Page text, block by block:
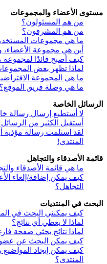
مستوى الأعضاء والمجموعات
من هم المسئولون؟
من هم المشرفون؟
ما هي مجموعات
أين هي مجموعة
كيف أصبح قائدًا
لماذا تظهر بعض
ما هي المجموعة
ما هي وصلة فريق الموقع؟
الرسائل الخاصة
لا أستطيع إرسال رسالة
أستقبل الكثير من
لقد استلمت رسالة
المنتدى!
قائمة الأصدقاء والتجاهل
ما هي قائمة الأصدقاء
كيف يمكن إضافة/إلغاء
التجاهل؟
البحث في المنتديات
كيف يمكنني البحث في
لماذا لا يعطي أي نتائج؟
لماذا نتائج بحثي صفحة
كيف يمكن البحث عن
كيف يمكن إيجاد
المنتدى؟